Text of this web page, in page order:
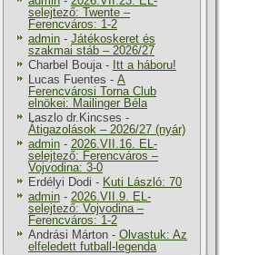
selejtező: Twente –
Ferencváros: 1-2
admin - Játékoskeret és
szakmai stáb – 2026/27
Charbel Bouja- Itt a háboru!
Lucas Fuentes - A
Ferencvárosi Torna Club
elnökei: Mailinger Béla
Laszlo dr.Kincses -
Átigazolások – 2026/27 (nyár)
admin - 2026.VII.16. EL-
selejtező: Ferencváros –
Vojvodina: 3-0
Erdélyi Dodi - Kuti László: 70
admin - 2026.VII.9. EL-
selejtező: Vojvodina –
Ferencváros: 1-2
Andrási Márton - Olvastuk: Az
elfeledett futball-legenda